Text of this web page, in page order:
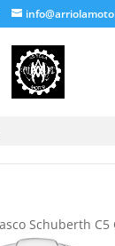
Schuberth C5